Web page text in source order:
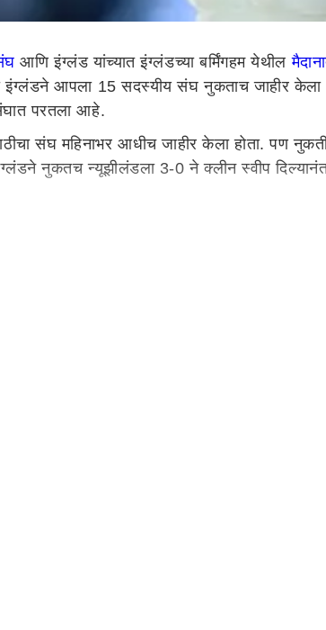
आणि इंग्लंड यांच्यात इंग्लंडच्या बर्मिंगहम येथील
इंग्लंडने आपला 15 सदस्यीय संघ नुकताच जाहीर
परतला आहे.
संघ महिनाभर आधीच जाहीर केला होता. पण
नुकतच न्यूझीलंडला 3-0 ने क्लीन स्वीप
पोप, जो रूट, जॉनी बेअरस्टो, बेन स्टोक्स